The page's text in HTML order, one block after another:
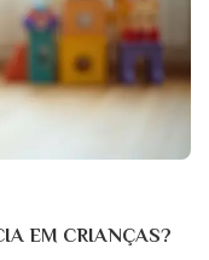
EM CRIANÇAS?